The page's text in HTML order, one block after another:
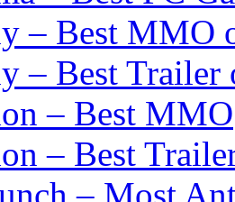
– Best MMO
– Best Trailer
– Best MMO
– Best
– Most